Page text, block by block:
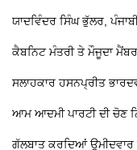
ਯਾਦਵਿੰਦਰ ਸਿੰਘ ਭੁੱਲਰ,
ਕੈਬਨਿਟ ਮੰਤਰੀ ਤੇ ਮੌਜੂਦਾ
ਸਲਾਹਕਾਰ ਹਸਨਪ੍ਰੀਤ
ਆਮ ਆਦਮੀ ਪਾਰਟੀ ਦੀ ਚੋਣ
ਗੱਲਬਾਤ ਕਰਦਿਆਂ